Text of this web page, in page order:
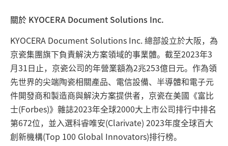
關於 KYOCERA Document Solutions Inc.
KYOCERA Document Solutions Inc. 總部設立於大阪，為
京瓷集團旗下負責解決方案領域的事業體。截至2023年3
月31日止，京瓷公司的年營業額為2兆253億日元。作為領
先世界的尖端陶瓷相關產品、電信設備、半導體和電子元
件開發商和製造商與解決方案提供者，京瓷在美國《富比
士(Forbes)》雜誌2023年全球2000大上市公司排行中排名
第672位，並入選科睿唯安(Clarivate) 2023年度全球百大
創新機構(Top 100 Global Innovators)排行榜。